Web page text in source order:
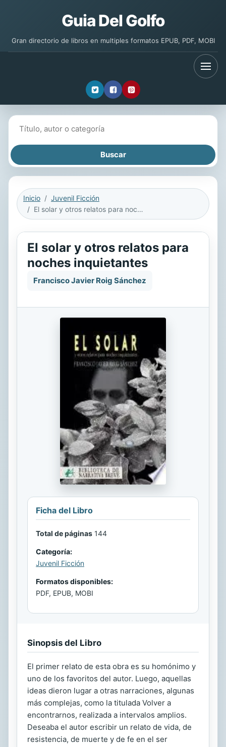
Guia Del Golfo
Gran directorio de libros en multiples formatos EPUB, PDF, MOBI
Inicio
Juvenil Ficción
El solar y otros relatos para noches inquietantes
El solar y otros relatos para
noches inquietantes
Francisco Javier Roig Sánchez
Ficha del Libro
Total de páginas 144
Categoría:
Juvenil Ficción
Formatos disponibles:
PDF, EPUB, MOBI
Sinopsis del Libro
El primer relato de esta obra es su homónimo y
uno de los favoritos del autor. Luego, aquellas
ideas dieron lugar a otras narraciones, algunas
más complejas, como la titulada Volver a
encontrarnos, realizada a intervalos amplios.
Deseaba el autor escribir un relato de vida, de
resistencia, de muerte y de fe en el ser